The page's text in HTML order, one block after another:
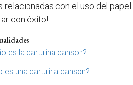
relacionadas con el uso del papel
con éxito!
es la cartulina canson?
es una cartulina canson?